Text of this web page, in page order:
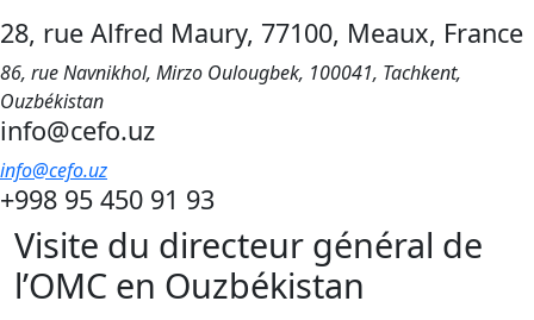
28, rue Alfred Maury, 77100, Meaux, France
86, rue Navnikhol, Mirzo Oulougbek, 100041, Tachkent,
Ouzbékistan
info@cefo.uz
info@cefo.uz
+998 95 450 91 93
Visite du directeur général de
l’OMC en Ouzbékistan